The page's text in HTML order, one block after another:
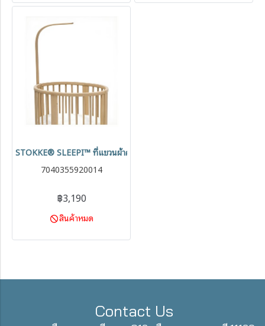
STOKKE® SLEEPI™ ที่แขวนผ้าคลุมเตียง V3 Drape Rod
7040355920014
฿3,190
สินค้าหมด
Contact Us